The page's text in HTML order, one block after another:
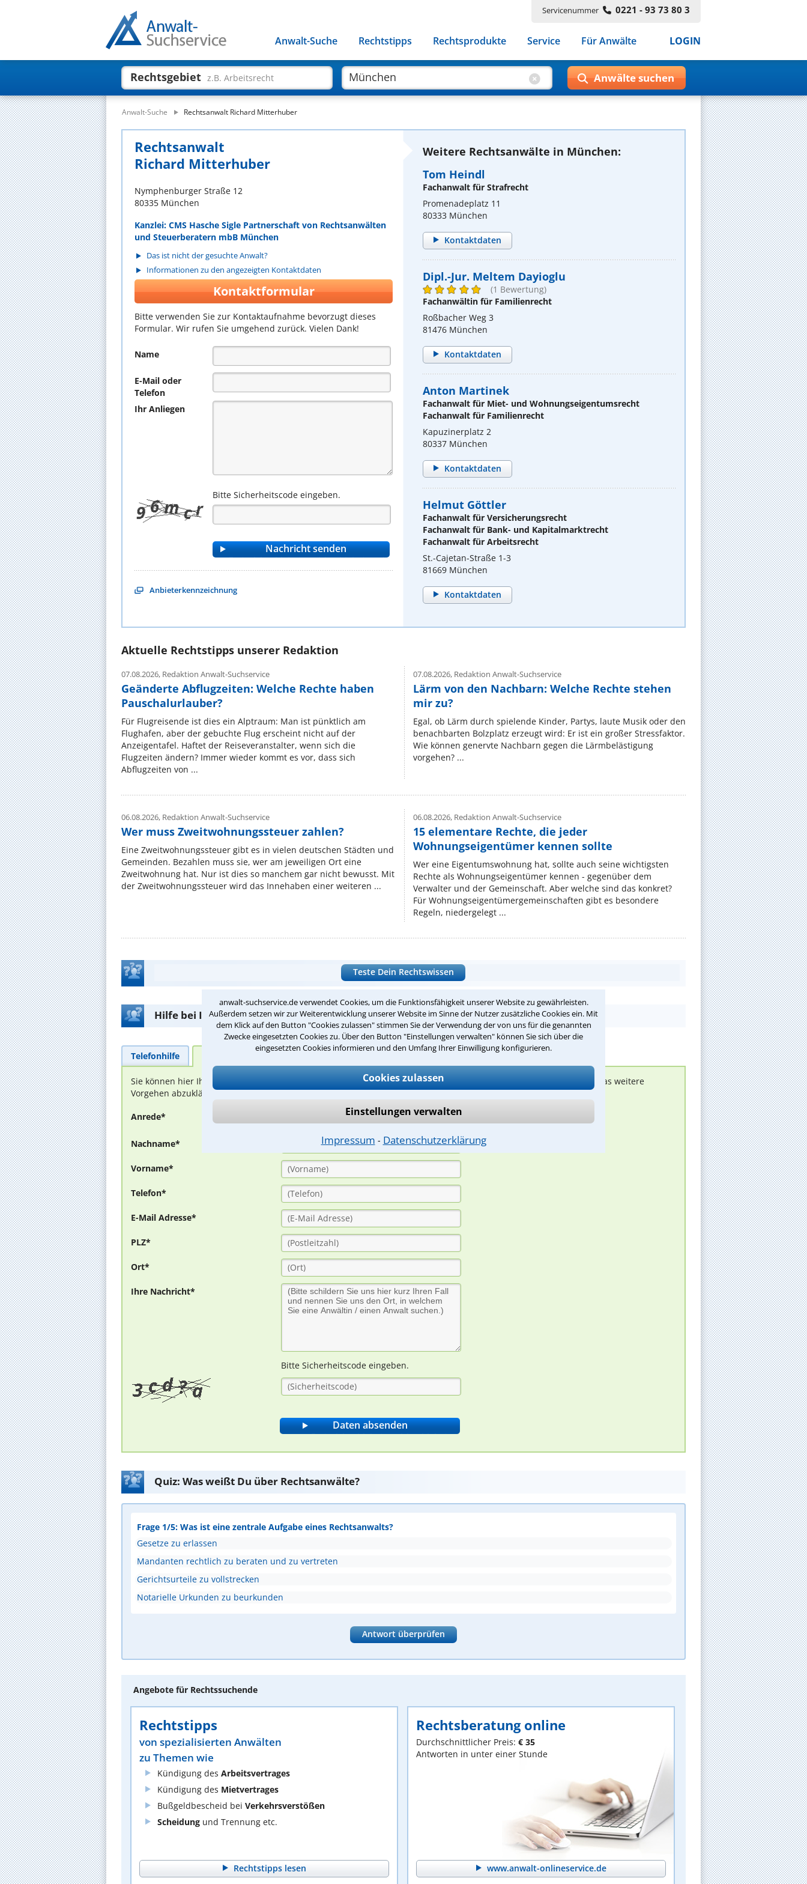
anwalt-suchservice.de verwendet Cookies, um die Funktionsfähigkeit unserer Website zu gewährleisten.
Außerdem setzen wir zur Weiterentwicklung unserer Website im Sinne der Nutzer zusätzliche Cookies ein. Mit
dem Klick auf den Button "Cookies zulassen" stimmen Sie der Verwendung der von uns für die genannten
Zwecke eingesetzten Cookies zu. Über den Button "Einstellungen verwalten" können Sie sich über die
eingesetzten Cookies informieren und den Umfang Ihrer Einwilligung konfigurieren.
Cookies zulassen
Einstellungen verwalten
Impressum ⁃ Datenschutzerklärung
Servicenummer 0221 - 93 73 80 3
Anwalt-Suche Rechtstipps Rechtsprodukte Service Für Anwälte LOGIN
Rechtsgebiet z.B. Arbeitsrecht
Anwalt-Suche Rechtsanwalt Richard Mitterhuber
Rechtsanwalt
Richard Mitterhuber
Nymphenburger Straße 12
80335 München
Kanzlei: CMS Hasche Sigle Partnerschaft von Rechtsanwälten
und Steuerberatern mbB München
Das ist nicht der gesuchte Anwalt?
Informationen zu den angezeigten Kontaktdaten
Kontaktformular
Bitte verwenden Sie zur Kontaktaufnahme bevorzugt dieses
Formular. Wir rufen Sie umgehend zurück. Vielen Dank!
Name
E-Mail oder
Telefon
Ihr Anliegen
Bitte Sicherheitscode eingeben.
Anbieterkennzeichnung
Weitere Rechtsanwälte in München:
Tom Heindl
Fachanwalt für Strafrecht
Promenadeplatz 11
80333 München
Kontaktdaten
Dipl.-Jur. Meltem Dayioglu
(1 Bewertung)
Fachanwältin für Familienrecht
Roßbacher Weg 3
81476 München
Kontaktdaten
Anton Martinek
Fachanwalt für Miet- und Wohnungseigentumsrecht
Fachanwalt für Familienrecht
Kapuzinerplatz 2
80337 München
Kontaktdaten
Helmut Göttler
Fachanwalt für Versicherungsrecht
Fachanwalt für Bank- und Kapitalmarktrecht
Fachanwalt für Arbeitsrecht
St.-Cajetan-Straße 1-3
81669 München
Kontaktdaten
Aktuelle Rechtstipps unserer Redaktion
07.08.2026, Redaktion Anwalt-Suchservice
Geänderte Abflugzeiten: Welche Rechte haben
Pauschalurlauber?
Für Flugreisende ist dies ein Alptraum: Man ist pünktlich am
Flughafen, aber der gebuchte Flug erscheint nicht auf der
Anzeigentafel. Haftet der Reiseveranstalter, wenn sich die
Flugzeiten ändern? Immer wieder kommt es vor, dass sich
Abflugzeiten von ...
07.08.2026,Redaktion Anwalt-Suchservice
Lärm von den Nachbarn: Welche Rechte stehen
mir zu?
Egal, ob Lärm durch spielende Kinder, Partys, laute Musik oder den
benachbarten Bolzplatz erzeugt wird: Er ist ein großer Stressfaktor.
Wie können genervte Nachbarn gegen die Lärmbelästigung
vorgehen? ...
06.08.2026, Redaktion Anwalt-Suchservice
Wer muss Zweitwohnungssteuer zahlen?
Eine Zweitwohnungssteuer gibt es in vielen deutschen Städten und
Gemeinden. Bezahlen muss sie, wer am jeweiligen Ort eine
Zweitwohnung hat. Nur ist dies so manchem gar nicht bewusst. Mit
der Zweitwohnungssteuer wird das Innehaben einer weiteren ...
06.08.2026,Redaktion Anwalt-Suchservice
15 elementare Rechte, die jeder
Wohnungseigentümer kennen sollte
Wer eine Eigentumswohnung hat, sollte auch seine wichtigsten
Rechte als Wohnungseigentümer kennen - gegenüber dem
Verwalter und der Gemeinschaft. Aber welche sind das konkret?
Für Wohnungseigentümergemeinschaften gibt es besondere
Regeln, niedergelegt ...
Teste Dein Rechtswissen
Hilfe bei Ihrer Anwaltsuche?
Telefonhilfe Beratungsanfrage
Sie können hier Ihren Fall schildern. Anschließend werden sich spezialisierte Rechtsanwälte bei Ihnen melden, um das weitere
Vorgehen abzuklären. Die Rückmeldung durch einen Anwalt ist für Sie kostenlos.
Anrede*
Nachname*
Vorname*
Telefon*
E-Mail Adresse*
PLZ*
Ort*
Ihre Nachricht*
Bitte Sicherheitscode eingeben.
Quiz: Was weißt Du über Rechtsanwälte?
Frage 1/5: Was ist eine zentrale Aufgabe eines Rechtsanwalts?
Gesetze zu erlassen
Mandanten rechtlich zu beraten und zu vertreten
Gerichtsurteile zu vollstrecken
Notarielle Urkunden zu beurkunden
Antwort überprüfen
Angebote für Rechtssuchende
Rechtstipps
von spezialisierten Anwälten
zu Themen wie
Kündigung des Arbeitsvertrages
Kündigung des Mietvertrages
Bußgeldbescheid bei Verkehrsverstößen
Scheidung und Trennung etc.
Rechtstipps lesen
Rechtsberatung online
Durchschnittlicher Preis: € 35
Antworten in unter einer Stunde
www.anwalt-onlineservice.de